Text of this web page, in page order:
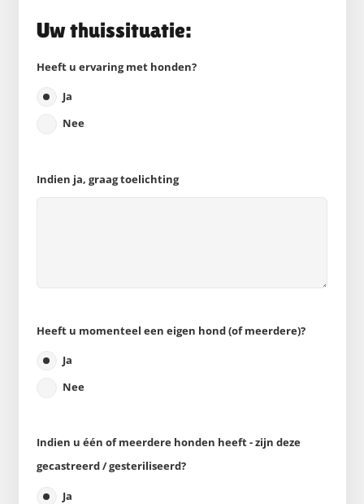
Uw thuissituatie:
Heeft u ervaring met honden?
Ja
Nee
Indien ja, graag toelichting
Heeft u momenteel een eigen hond (of meerdere)?
Ja
Nee
Indien u één of meerdere honden heeft - zijn deze
gecastreerd / gesteriliseerd?
Ja